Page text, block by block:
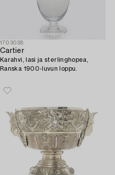
1703038
Cartier
Karahvi, lasi ja sterlinghopea,
Ranska 1900-luvun loppu.